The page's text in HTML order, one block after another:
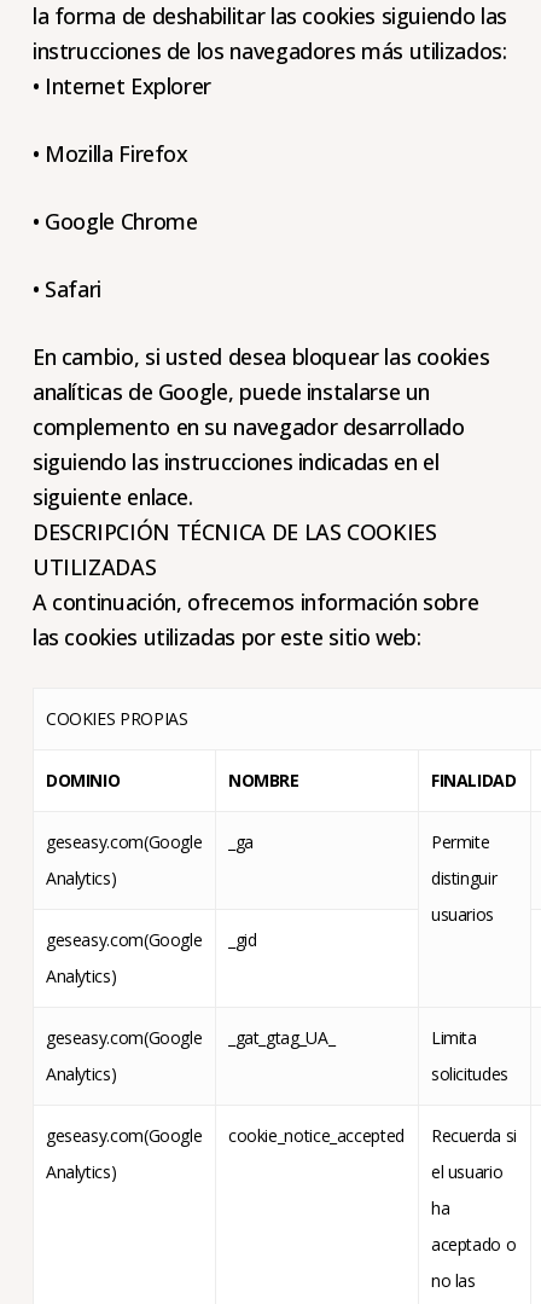
la forma de deshabilitar las cookies siguiendo las
instrucciones de los navegadores más utilizados:
• Internet Explorer
• Mozilla Firefox
• Google Chrome
• Safari
En cambio, si usted desea bloquear las cookies
analíticas de Google, puede instalarse un
complemento en su navegador desarrollado
siguiendo las instrucciones indicadas en el
siguiente enlace.
DESCRIPCIÓN TÉCNICA DE LAS COOKIES
UTILIZADAS
A continuación, ofrecemos información sobre
las cookies utilizadas por este sitio web:
COOKIES PROPIAS
DOMINIO NOMBRE FINALIDAD
geseasy.com(Google
Analytics)
_ga
Permite
distinguir
usuarios
geseasy.com(Google
Analytics)
_gid
geseasy.com(Google
Analytics)
_gat_gtag_UA_
Limita
solicitudes
geseasy.com(Google
Analytics)
cookie_notice_accepted
Recuerda si
el usuario
ha
aceptado o
no las